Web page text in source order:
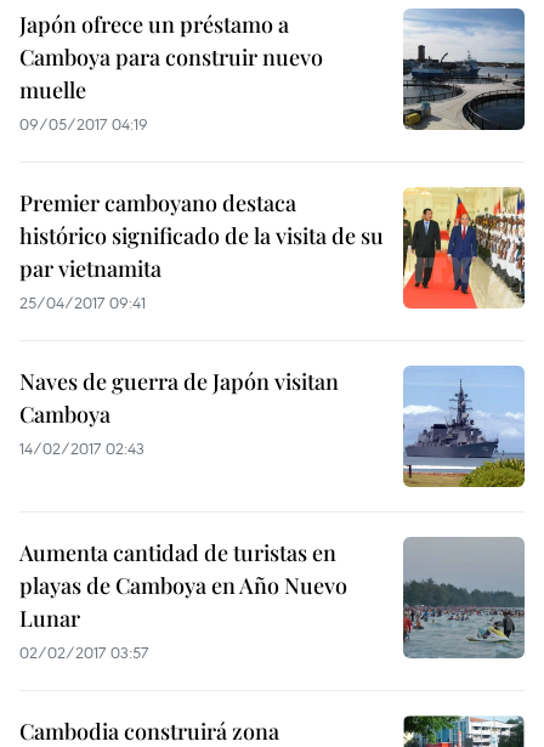
Japón ofrece un préstamo a
Camboya para construir nuevo
muelle
09/05/2017 04:19
Premier camboyano destaca
histórico significado de la visita de su
par vietnamita
25/04/2017 09:41
Naves de guerra de Japón visitan
Camboya
14/02/2017 02:43
Aumenta cantidad de turistas en
playas de Camboya en Año Nuevo
Lunar
02/02/2017 03:57
Cambodia construirá zona